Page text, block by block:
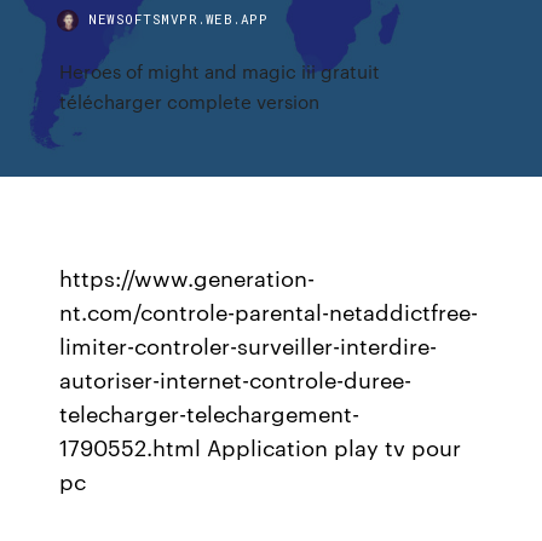
NEWSOFTSMVPR.WEB.APP
Heroes of might and magic iii gratuit
télécharger complete version
https://www.generation-
nt.com/controle-parental-netaddictfree-
limiter-controler-surveiller-interdire-
autoriser-internet-controle-duree-
telecharger-telechargement-
1790552.html Application play tv pour
pc